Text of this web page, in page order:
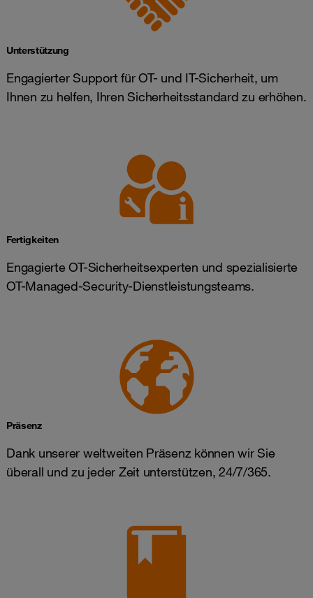
Unterstützung
Engagierter Support für OT- und IT-Sicherheit, um
Ihnen zu helfen, Ihren Sicherheitsstandard zu erhöhen.
Fertigkeiten
Engagierte OT-Sicherheitsexperten und spezialisierte
OT-Managed-Security-Dienstleistungsteams.
Präsenz
Dank unserer weltweiten Präsenz können wir Sie
überall und zu jeder Zeit unterstützen, 24/7/365.